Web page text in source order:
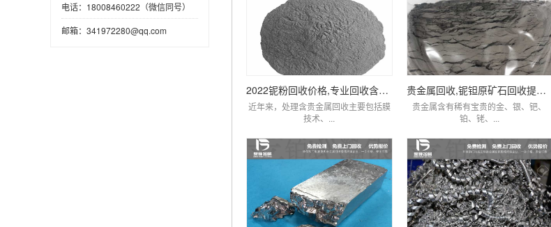
电话：18008460222（微信同号）
邮箱：341972280@qq.com
2022铌粉回收价格,专业回收含铌废料厂家查询
近年来，处理含贵金属回收主要包括膜
技术、...
贵金属回收,铌钽原矿石回收提炼厂家,价比同优
贵金属含有稀有宝贵的金、银、钯、
铂、铑、...